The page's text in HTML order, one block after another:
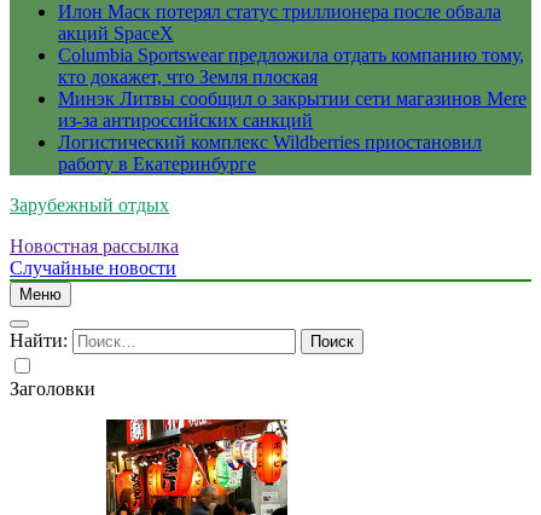
Илон Маск потерял статус триллионера после обвала
акций SpaceX
Columbia Sportswear предложила отдать компанию тому,
кто докажет, что Земля плоская
Минэк Литвы сообщил о закрытии сети магазинов Mere
из-за антироссийских санкций
Логистический комплекс Wildberries приостановил
работу в Екатеринбурге
Зарубежный отдых
Новостная рассылка
Случайные новости
Меню
Найти:
Заголовки